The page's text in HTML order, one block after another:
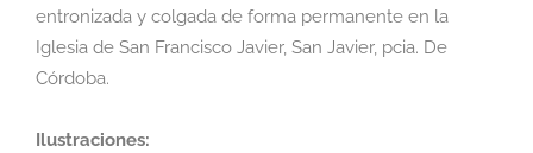
entronizada y colgada de forma permanente en la
Iglesia de San Francisco Javier, San Javier, pcia. De
Córdoba.
Ilustraciones: